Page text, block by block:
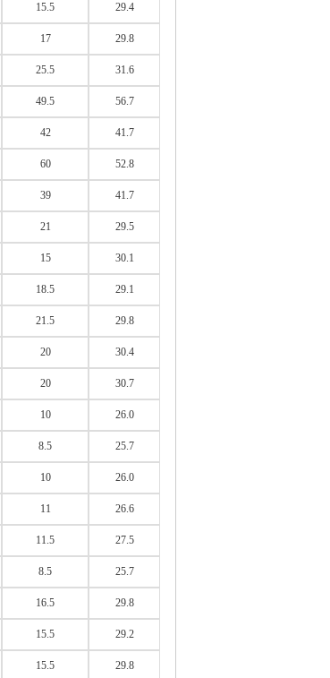
15.5 29.4
17 29.8
25.5 31.6
49.5 56.7
42 41.7
60 52.8
39 41.7
21 29.5
15 30.1
18.5 29.1
21.5 29.8
20 30.4
20 30.7
10 26.0
8.5 25.7
10 26.0
11 26.6
11.5 27.5
8.5 25.7
16.5 29.8
15.5 29.2
15.5 29.8